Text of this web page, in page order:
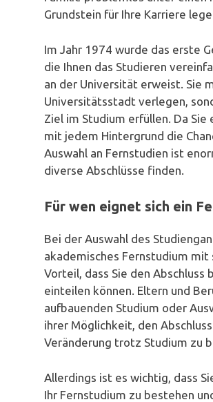
Grundstein für Ihre Karriere
Im Jahr 1974 wurde das erste
die Ihnen das Studieren
an der Universität erweist. Sie
Universitätsstadt verlegen,
Ziel im Studium erfüllen. Da
mit jedem Hintergrund die
Auswahl an Fernstudien ist
diverse Abschlüsse finden.
Für wen eignet sich ein
Bei der Auswahl des
akademisches Fernstudium mit
Vorteil, dass Sie den Abschluss
einteilen können. Eltern und
aufbauenden Studium oder
ihrer Möglichkeit, den
Veränderung trotz Studium zu
Allerdings ist es wichtig, dass
Ihr Fernstudium zu bestehen